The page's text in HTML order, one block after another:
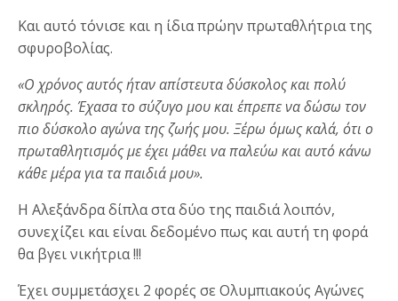
Και αυτό τόνισε και η ίδια πρώην πρωταθλήτρια της
σφυροβολίας.
«Ο χρόνος αυτός ήταν απίστευτα δύσκολος και πολύ
σκληρός. Έχασα το σύζυγο μου και έπρεπε να δώσω τον
πιο δύσκολο αγώνα της ζωής μου. Ξέρω όμως καλά, ότι ο
πρωταθλητισμός με έχει μάθει να παλεύω και αυτό κάνω
κάθε μέρα για τα παιδιά μου».
Η Αλεξάνδρα δίπλα στα δύο της παιδιά λοιπόν,
συνεχίζει και είναι δεδομένο πως και αυτή τη φορά
θα βγει νικήτρια !!!
Έχει συμμετάσχει 2 φορές σε Ολυμπιακούς Αγώνες